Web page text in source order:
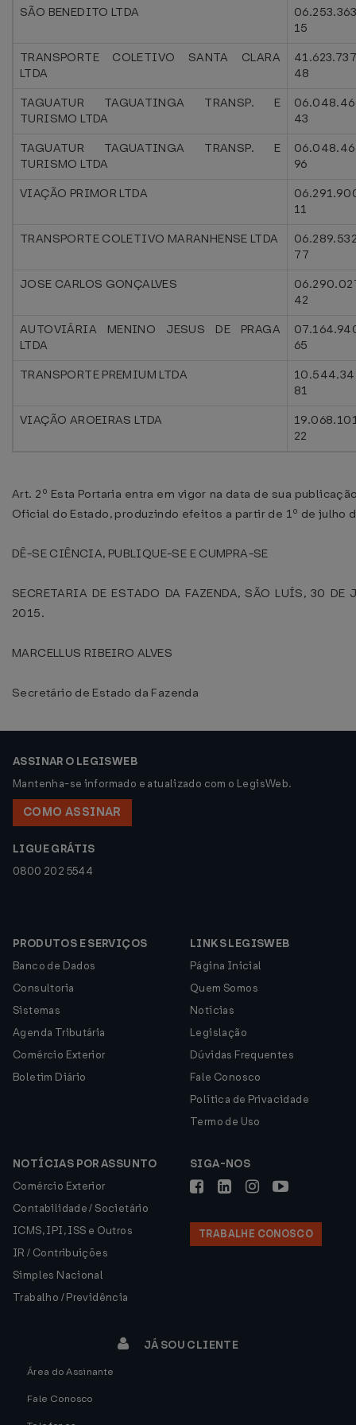
SÃO BENEDITO LTDA
15
TRANSPORTE COLETIVO SANTA CLARA
LTDA
48
TAGUATUR TAGUATINGA TRANSP. E
TURISMO LTDA
43
TAGUATUR TAGUATINGA TRANSP. E
TURISMO LTDA
96
VIAÇÃO PRIMOR LTDA
11
TRANSPORTE COLETIVO MARANHENSE LTDA
77
JOSE CARLOS GONÇALVES
42
AUTOVIÁRIA MENINO JESUS DE PRAGA
LTDA
65
TRANSPORTE PREMIUM LTDA
81
VIAÇÃO AROEIRAS LTDA
22
Art. 2º Esta Portaria entra em vigor na data de sua
Oficial do Estado, produzindo efeitos a partir de 1º de julho
DÊ-SE CIÊNCIA, PUBLIQUE-SE E CUMPRA-SE
SECRETARIA DE ESTADO DA FAZENDA, SÃO LUÍS, 30 DE
2015.
MARCELLUS RIBEIRO ALVES
Secretário de Estado da Fazenda
ASSINAR O LEGISWEB
Mantenha-se informado e atualizado com o LegisWeb.
COMO ASSINAR
LIGUE GRÁTIS
0800 202 5544
PRODUTOS E SERVIÇOS
Banco de Dados
Consultoria
Sistemas
Agenda Tributária
Comércio Exterior
Boletim Diário
LINKS LEGISWEB
Página Inicial
Quem Somos
Notícias
Legislação
Dúvidas Frequentes
Fale Conosco
Política de Privacidade
Termo de Uso
NOTÍCIAS POR ASSUNTO
Comércio Exterior
Contabilidade / Societário
ICMS, IPI, ISS e Outros
IR / Contribuições
Simples Nacional
Trabalho / Previdência
SIGA-NOS
TRABALHE CONOSCO
JÁ SOU CLIENTE
Área do Assinante
Fale Conosco